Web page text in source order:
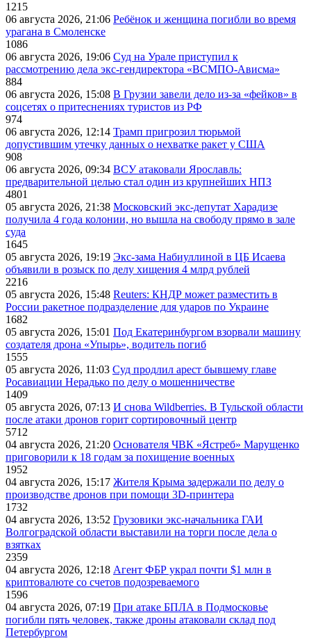
1215
06 августа 2026, 21:06 Ребёнок и женщина погибли во время
урагана в Смоленске
1086
06 августа 2026, 19:06 Суд на Урале приступил к
рассмотрению дела экс-гендиректора «ВСМПО-Ависма»
884
06 августа 2026, 15:08 В Грузии завели дело из-за «фейков» в
соцсетях о притеснениях туристов из РФ
974
06 августа 2026, 12:14 Трамп пригрозил тюрьмой
допустившим утечку данных о нехватке ракет у США
908
06 августа 2026, 09:34 ВСУ атаковали Ярославль:
предварительной целью стал один из крупнейших НПЗ
4801
05 августа 2026, 21:38 Московский экс-депутат Харадизе
получила 4 года колонии, но вышла на свободу прямо в зале
суда
1645
05 августа 2026, 19:19 Экс-зама Набиуллиной в ЦБ Исаева
объявили в розыск по делу хищения 4 млрд рублей
2216
05 августа 2026, 15:48 Reuters: КНДР может разместить в
России ракетное подразделение для ударов по Украине
1682
05 августа 2026, 15:01 Под Екатеринбургом взорвали машину
создателя дрона «Упырь», водитель погиб
1555
05 августа 2026, 11:03 Суд продлил арест бывшему главе
Росавиации Нерадько по делу о мошенничестве
1409
05 августа 2026, 07:13 И снова Wildberries. В Тульской области
после атаки дронов горит сортировочный центр
5712
04 августа 2026, 21:20 Основателя ЧВК «Ястреб» Марущенко
приговорили к 18 годам за похищение военных
1952
04 августа 2026, 15:17 Жителя Крыма задержали по делу о
производстве дронов при помощи 3D‑принтера
1732
04 августа 2026, 13:52 Грузовики экс-начальника ГАИ
Волгоградской области выставили на торги после дела о
взятках
2359
04 августа 2026, 12:18 Агент ФБР украл почти $1 млн в
криптовалюте со счетов подозреваемого
1596
04 августа 2026, 07:19 При атаке БПЛА в Подмосковье
погибли пять человек, также дроны атаковали склад под
Петербургом